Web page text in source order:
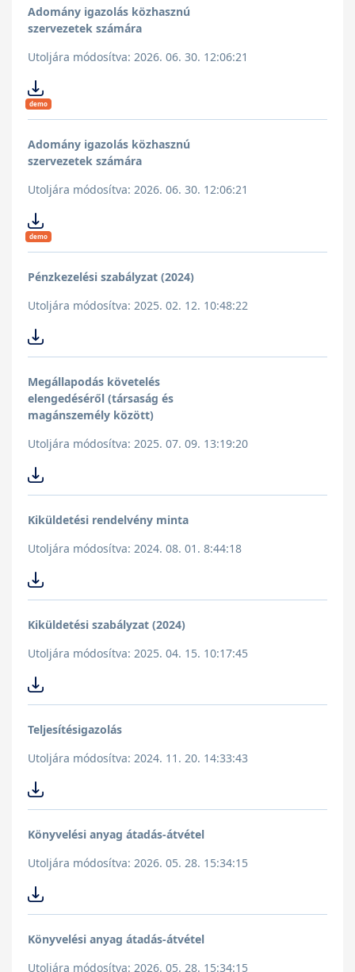
Adomány igazolás közhasznú
szervezetek számára
Utoljára módosítva: 2026. 06. 30. 12:06:21
demo
Adomány igazolás közhasznú
szervezetek számára
Utoljára módosítva: 2026. 06. 30. 12:06:21
demo
Pénzkezelési szabályzat (2024)
Utoljára módosítva: 2025. 02. 12. 10:48:22
Megállapodás követelés
elengedéséről (társaság és
magánszemély között)
Utoljára módosítva: 2025. 07. 09. 13:19:20
Kiküldetési rendelvény minta
Utoljára módosítva: 2024. 08. 01. 8:44:18
Kiküldetési szabályzat (2024)
Utoljára módosítva: 2025. 04. 15. 10:17:45
Teljesítésigazolás
Utoljára módosítva: 2024. 11. 20. 14:33:43
Könyvelési anyag átadás-átvétel
Utoljára módosítva: 2026. 05. 28. 15:34:15
Könyvelési anyag átadás-átvétel
Utoljára módosítva: 2026. 05. 28. 15:34:15